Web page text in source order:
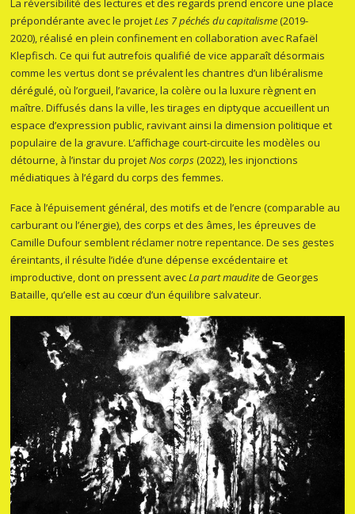
La réversibilité des lectures et des regards prend encore une place
prépondérante avec le projetLes 7 péchés du capitalisme (2019-
2020),réalisé en plein confinement en collaboration avec Rafaël
Klepfisch. Ce qui fut autrefois qualifié de vice apparaît désormais
comme les vertus dont se prévalent les chantres d’un libéralisme
dérégulé, où l’orgueil, l’avarice, la colère ou la luxure règnent en
maître. Diffusés dans la ville, les tirages en diptyque accueillent un
espace d’expression public, ravivant ainsi la dimension politique et
populaire de la gravure. L’affichage court-circuite les modèles ou
détourne, à l’instar du projetNos corps (2022), les injonctions
médiatiques à l’égard du corps des femmes.
Face à l’épuisement général, des motifs et de l’encre (comparable au
carburant ou l’énergie), des corps et des âmes, les épreuves de
Camille Dufour semblent réclamer notre repentance. De ses gestes
éreintants, il résulte l’idée d’une dépense excédentaire et
improductive, dont on pressent avecLa part maudite de Georges
Bataille, qu’elle est au cœur d’un équilibre salvateur.